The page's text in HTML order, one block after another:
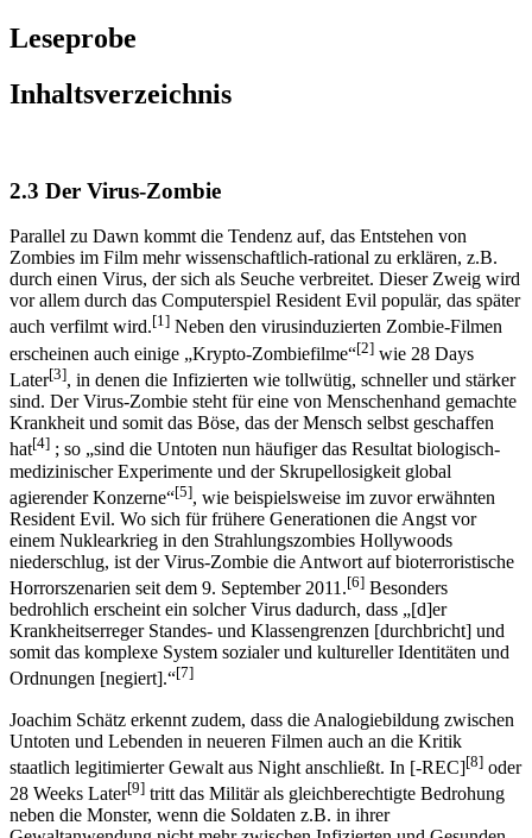
Leseprobe
Inhaltsverzeichnis
2.3 Der Virus-Zombie
Parallel zu Dawn kommt die Tendenz auf, das Entstehen von
Zombies im Film mehr wissenschaftlich-rational zu erklären, z.B.
durch einen Virus, der sich als Seuche verbreitet. Dieser Zweig wird
vor allem durch das Computerspiel Resident Evil populär, das später
auch verfilmt wird.[1] Neben den virusinduzierten Zombie-Filmen
erscheinen auch einige „Krypto-Zombiefilme“[2] wie 28 Days
Later[3], in denen die Infizierten wie tollwütig, schneller und stärker
sind. Der Virus-Zombie steht für eine von Menschenhand gemachte
Krankheit und somit das Böse, das der Mensch selbst geschaffen
hat[4] ; so „sind die Untoten nun häufiger das Resultat biologisch-
medizinischer Experimente und der Skrupellosigkeit global
agierender Konzerne“[5], wie beispielsweise im zuvor erwähnten
Resident Evil. Wo sich für frühere Generationen die Angst vor
einem Nuklearkrieg in den Strahlungszombies Hollywoods
niederschlug, ist der Virus-Zombie die Antwort auf bioterroristische
Horrorszenarien seit dem 9. September 2011.[6] Besonders
bedrohlich erscheint ein solcher Virus dadurch, dass „[d]er
Krankheitserreger Standes- und Klassengrenzen [durchbricht] und
somit das komplexe System sozialer und kultureller Identitäten und
Ordnungen [negiert].“[7]
Joachim Schätz erkennt zudem, dass die Analogiebildung zwischen
Untoten und Lebenden in neueren Filmen auch an die Kritik
staatlich legitimierter Gewalt aus Night anschließt. In [-REC][8] oder
28 Weeks Later[9] tritt das Militär als gleichberechtigte Bedrohung
neben die Monster, wenn die Soldaten z.B. in ihrer